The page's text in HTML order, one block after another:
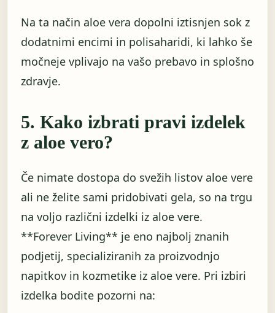
Na ta način aloe vera dopolni iztisnjen sok z
dodatnimi encimi in polisaharidi, ki lahko še
močneje vplivajo na vašo prebavo in splošno
zdravje.
5. Kako izbrati pravi izdelek
z aloe vero?
Če nimate dostopa do svežih listov aloe vere
ali ne želite sami pridobivati ​​gela, so na trgu
na voljo različni izdelki iz aloe vere.
**Forever Living** je eno najbolj znanih
podjetij, specializiranih za proizvodnjo
napitkov in kozmetike iz aloe vere. Pri izbiri
izdelka bodite pozorni na: